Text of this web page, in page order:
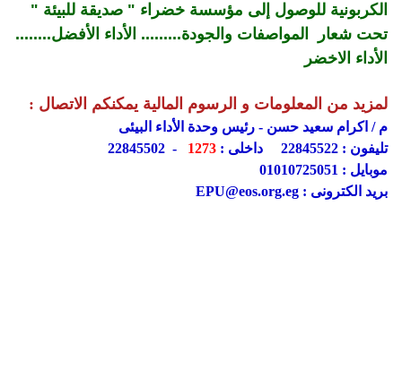
الكربونية للوصول إلى مؤسسة خضراء " صديقة للبيئة "
تحت شعار المواصفات والجودة......... الأداء الأفضل........
الأداء الاخضر
لمزيد من المعلومات و الرسوم المالية يمكنكم الاتصال :
م / اكرام سعيد حسن - رئيس وحدة الأداء البيئى
تليفون : 22845522 داخلى :
1273
- 22845502
موبايل : 01010725051
بريد الكترونى : EPU@eos.org.eg